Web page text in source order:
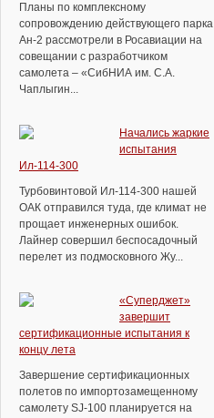
Планы по комплексному
сопровождению действующего парка
Ан-2 рассмотрели в Росавиации на
совещании с разработчиком
самолета – «СибНИА им. С.А.
Чаплыгин...
Начались жаркие
испытания
Ил-114-300
Турбовинтовой Ил-114-300 нашей
ОАК отправился туда, где климат не
прощает инженерных ошибок.
Лайнер совершил беспосадочный
перелет из подмосковного Жу...
«Суперджет»
завершит
сертификационные испытания к
концу лета
Завершение сертификационных
полетов по импортозамещенному
самолету SJ-100 планируется на